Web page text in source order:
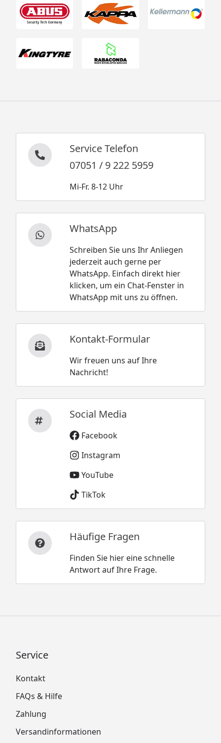
Service Telefon
07051 / 9 222 5959
Mi-Fr. 8-12 Uhr
WhatsApp
Schreiben Sie uns Ihr Anliegen
jederzeit auch gerne per
WhatsApp. Einfach direkt hier
klicken, um ein Chat-Fenster in
WhatsApp mit uns zu öffnen.
Kontakt-Formular
Wir freuen uns auf Ihre
Nachricht!
Social Media
Facebook
Instagram
YouTube
TikTok
Häufige Fragen
Finden Sie hier eine schnelle
Antwort auf Ihre Frage.
Service
Kontakt
FAQs & Hilfe
Zahlung
Versandinformationen